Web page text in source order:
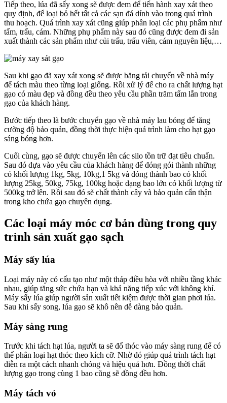
Tiếp theo, lúa đã sấy xong sẽ được đem để tiến hành xay xát theo
quy định, để loại bỏ hết tất cả các sạn đá dính vào trong quá trình
thu hoạch. Quá trình xay xát cũng giúp phân loại các phụ phẩm như
tấm, trấu, cám. Những phụ phẩm này sau đó cũng được đem đi sản
xuất thành các sản phẩm như củi trấu, trấu viên, cám nguyên liệu,…
Sau khi gạo đã xay xát xong sẽ được băng tải chuyển về nhà máy
để tách màu theo từng loại giống. Rồi xử lý để cho ra chất lượng hạt
gạo có màu đẹp và đồng đều theo yêu cầu phần trăm tấm lẫn trong
gạo của khách hàng.
Bước tiếp theo là bước chuyển gạo về nhà máy lau bóng để tăng
cường độ bảo quản, đồng thời thực hiện quá trình làm cho hạt gạo
sáng bóng hơn.
Cuối cùng, gạo sẽ được chuyển lên các silo tồn trữ đạt tiêu chuẩn.
Sau đó dựa vào yêu cầu của khách hàng để đóng gói thành những
có khối lượng 1kg, 5kg, 10kg,1 5kg và đóng thành bao có khối
lượng 25kg, 50kg, 75kg, 100kg hoặc dạng bao lớn có khối lượng từ
500kg trở lên. Rồi sau đó sẽ chất thành cây và bảo quản cẩn thận
trong kho chứa gạo chuyên dụng.
Các loại máy móc cơ bản dùng trong quy
trình sản xuất gạo sạch
Máy sấy lúa
Loại máy này có cấu tạo như một tháp điều hòa với nhiều tầng khác
nhau, giúp tăng sức chứa hạn và khả năng tiếp xúc với không khí.
Máy sấy lúa giúp người sản xuất tiết kiệm được thời gian phơi lúa.
Sau khi sấy song, lúa gạo sẽ khô nên dễ dàng bảo quản.
Máy sàng rung
Trước khi tách hạt lúa, người ta sẽ đổ thóc vào máy sàng rung để có
thể phân loại hạt thóc theo kích cỡ. Nhờ đó giúp quá trình tách hạt
diễn ra một cách nhanh chóng và hiệu quả hơn. Đồng thời chất
lượng gạo trong cùng 1 bao cũng sẽ đồng đều hơn.
Máy tách vỏ